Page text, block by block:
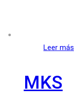
Leer más
MKS